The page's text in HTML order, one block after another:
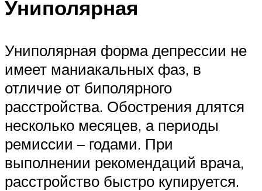
Униполярная
Униполярная форма депрессии не
имеет маниакальных фаз, в
отличие от биполярного
расстройства. Обострения длятся
несколько месяцев, а периоды
ремиссии – годами. При
выполнении рекомендаций врача,
расстройство быстро купируется.